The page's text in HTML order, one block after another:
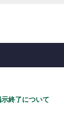
終了について